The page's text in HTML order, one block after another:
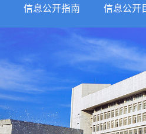
信息公开指南 信息公开